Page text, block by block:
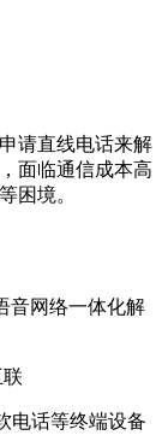
请直线电话来解
面临通信成本高
困境。
音网络一体化解
电话等终端设备